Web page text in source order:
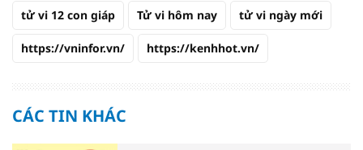
tử vi 12 con giáp Tử vi hôm nay tử vi ngày mới
https://vninfor.vn/ https://kenhhot.vn/
CÁC TIN KHÁC